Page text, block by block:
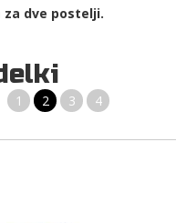
dve postelji.
1 2 3 4
Zelena, Vakuumsko izoli